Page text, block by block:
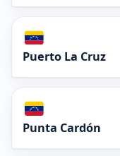
Puerto La Cruz
Punta Cardón